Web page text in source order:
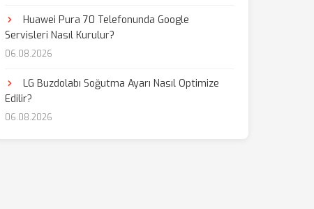
Huawei Pura 70 Telefonunda Google
Servisleri Nasıl Kurulur?
06.08.2026
LG Buzdolabı Soğutma Ayarı Nasıl Optimize
Edilir?
06.08.2026